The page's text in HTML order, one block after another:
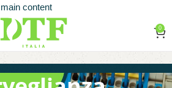
content
0